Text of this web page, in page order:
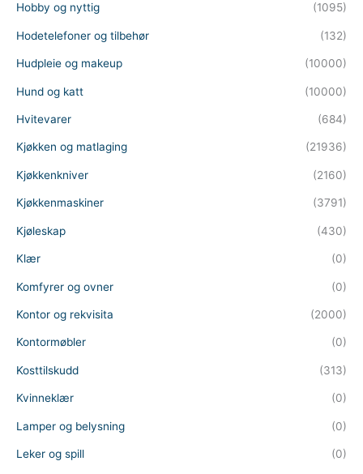
Hobby og nyttig (1095)
Hodetelefoner og tilbehør (132)
Hudpleie og makeup (10000)
Hund og katt (10000)
Hvitevarer (684)
Kjøkken og matlaging (21936)
Kjøkkenkniver (2160)
Kjøkkenmaskiner (3791)
Kjøleskap (430)
Klær (0)
Komfyrer og ovner (0)
Kontor og rekvisita (2000)
Kontormøbler (0)
Kosttilskudd (313)
Kvinneklær (0)
Lamper og belysning (0)
Leker og spill (0)